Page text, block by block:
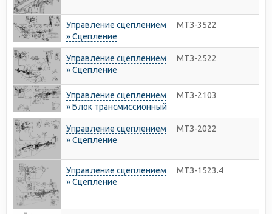
Управление сцеплением
» Сцепление
МТЗ-3522
Управление сцеплением
» Сцепление
МТЗ-2522
Управление сцеплением
» Блок трансмиссионный
МТЗ-2103
Управление сцеплением
» Сцепление
МТЗ-2022
Управление сцеплением
» Сцепление
МТЗ-1523.4